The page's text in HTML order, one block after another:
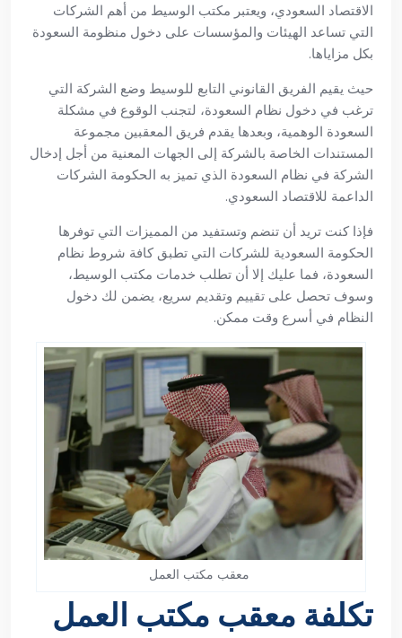
الاقتصاد السعودي، ويعتبر مكتب الوسيط من أهم الشركات
التي تساعد الهيئات والمؤسسات على دخول منظومة السعودة
بكل مزاياها.
حيث يقيم الفريق القانوني التابع للوسيط وضع الشركة التي
ترغب في دخول نظام السعودة، لتجنب الوقوع في مشكلة
السعودة الوهمية، وبعدها يقدم فريق المعقبين مجموعة
المستندات الخاصة بالشركة إلى الجهات المعنية من أجل إدخال
الشركة في نظام السعودة الذي تميز به الحكومة الشركات
الداعمة للاقتصاد السعودي.
فإذا كنت تريد أن تنضم وتستفيد من المميزات التي توفرها
الحكومة السعودية للشركات التي تطبق كافة شروط نظام
السعودة، فما عليك إلا أن تطلب خدمات مكتب الوسيط،
وسوف تحصل على تقييم وتقديم سريع، يضمن لك دخول
النظام في أسرع وقت ممكن.
معقب مكتب العمل
تكلفة معقب مكتب العمل